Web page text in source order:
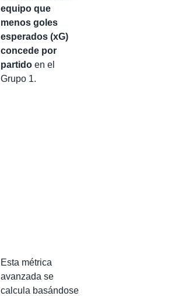
equipo que
menos goles
esperados (xG)
concede por
partido en el
Grupo 1.
Esta métrica
avanzada se
calcula basándose